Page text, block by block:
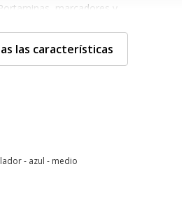
marcadores y
las características
- azul - medio